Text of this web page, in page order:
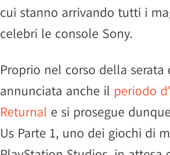
cui stanno arrivando tutti i
celebri le console Sony.
Proprio nel corso della serata
annunciata anche il periodo
Returnal e si prosegue
Us Parte 1, uno dei giochi di